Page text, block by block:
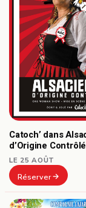
Catoch’ dans
d’Origine
LE 25 AOÛT
Réserver